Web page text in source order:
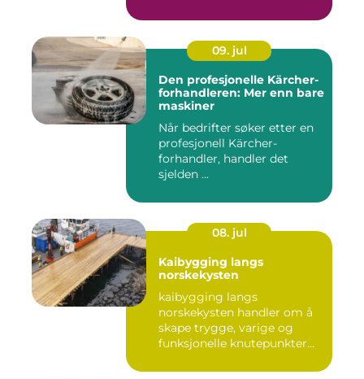
09. jul
Den profesjonelle Kärcher-
forhandleren: Mer enn bare
maskiner
Når bedrifter søker etter en
profesjonell Kärcher-
forhandler, handler det
sjelden ...
08. jul
Kaibygging langs
norskekysten
kaibygging langs
norskekysten handler om å
skape trygge, varige og
funksjonelle knutepunkter